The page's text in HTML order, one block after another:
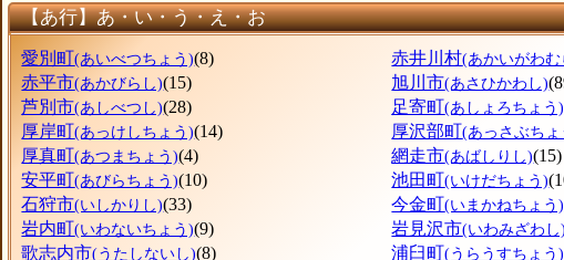
【あ行】あ・い・う・え・お
愛別町(あいべつちょう)(8) 赤井川村(あかいがわ
赤平市(あかびらし)(15) 旭川市(あさひかわし)
芦別市(あしべつし)(28) 足寄町(あしょろちょう)
厚岸町(あっけしちょう)(14) 厚沢部町(あっさぶち
厚真町(あつまちょう)(4) 網走市(あばしりし)
安平町(あびらちょう)(10) 池田町(いけだちょう)
石狩市(いしかりし)(33) 今金町(いまかねちょう)
岩内町(いわないちょう)(9) 岩見沢市(いわみざわし
歌志内市(うたしないし)(8) 浦臼町(うらうすちょう)